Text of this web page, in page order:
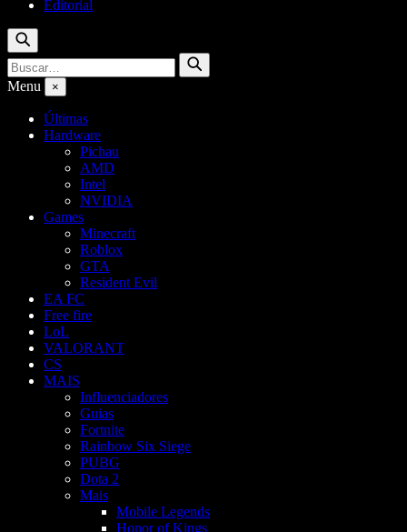
Editorial
Buscar
Buscar
por:
Buscar
Menu ×
Últimas
Hardware
Pichau
AMD
Intel
NVIDIA
Games
Minecraft
Roblox
GTA
Resident Evil
EA FC
Free fire
LoL
VALORANT
CS
MAIS
Influenciadores
Guias
Fortnite
Rainbow Six Siege
PUBG
Dota 2
Mais
Mobile Legends
Honor of Kings